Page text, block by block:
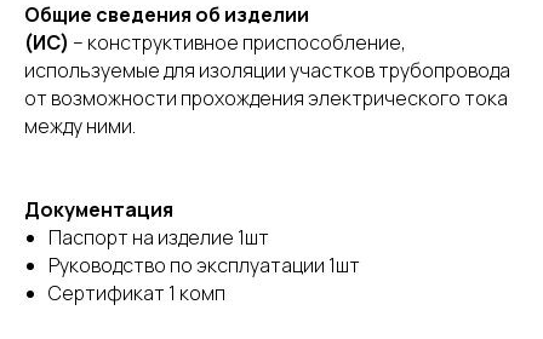
Общие сведения об изделии
(ИС) – конструктивное приспособление,
используемые для изоляции участков трубопровода
от возможности прохождения электрического тока
между ними.
Документация
Паспорт на изделие 1шт
Руководство по эксплуатации 1шт
Сертификат 1 комп